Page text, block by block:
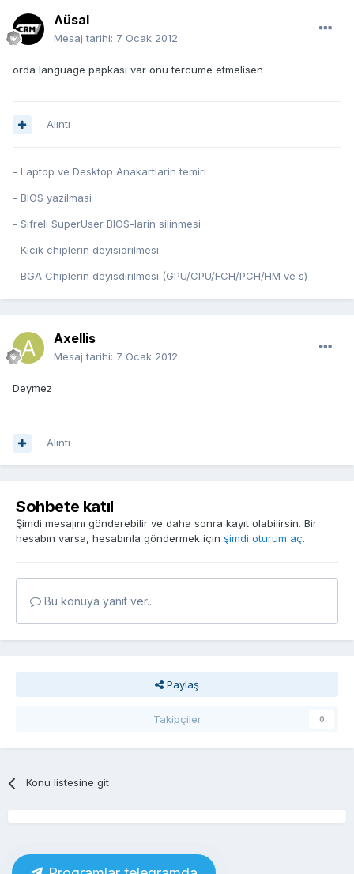
Ʌüsal
Mesaj tarihi: 7 Ocak 2012
orda language papkasi var onu tercume etmelisen
Alıntı
- Laptop ve Desktop Anakartlarin temiri
- BIOS yazilmasi
- Sifreli SuperUser BIOS-larin silinmesi
- Kicik chiplerin deyisidrilmesi
- BGA Chiplerin deyisdirilmesi (GPU/CPU/FCH/PCH/HM ve s)
Axellis
Mesaj tarihi: 7 Ocak 2012
Deymez
Alıntı
Sohbete katıl
Şimdi mesajını gönderebilir ve daha sonra kayıt olabilirsin. Bir
hesabın varsa, hesabınla göndermek için şimdi oturum aç.
Bu konuya yanıt ver...
Paylaş
Takipçiler 0
Konu listesine git